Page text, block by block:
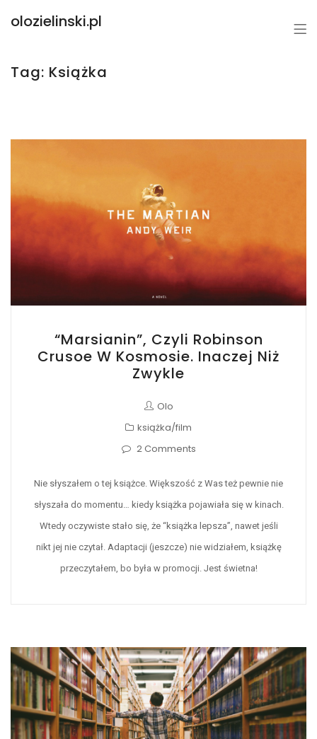
olozielinski.pl
Tag: Książka
“Marsianin”, Czyli Robinson
Crusoe W Kosmosie. Inaczej Niż
Zwykle
Olo
książka/film
2 Comments
Nie słyszałem o tej książce. Większość z Was też pewnie nie
słyszała do momentu… kiedy książka pojawiała się w kinach.
Wtedy oczywiste stało się, że “książka lepsza”, nawet jeśli
nikt jej nie czytał. Adaptacji (jeszcze) nie widziałem, książkę
przeczytałem, bo była w promocji. Jest świetna!